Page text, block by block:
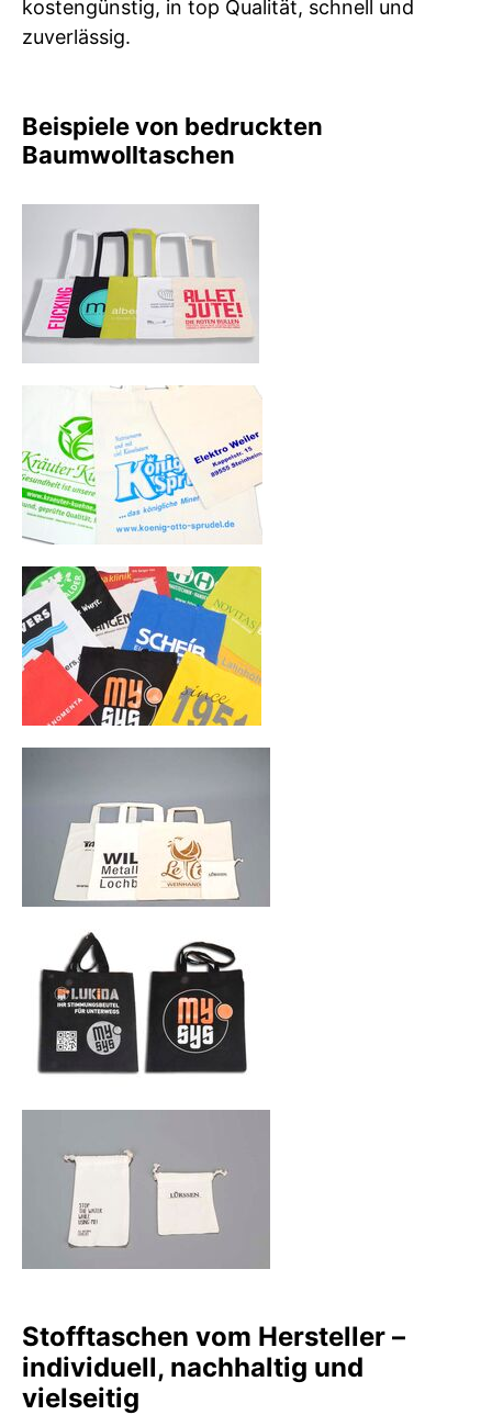
kostengünstig, in top Qualität, schnell und
zuverlässig.
Beispiele von bedruckten
Baumwolltaschen
Stofftaschen vom Hersteller –
individuell, nachhaltig und
vielseitig